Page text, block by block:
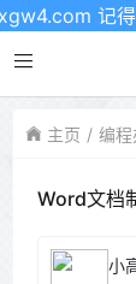
记得收
主页 编
Word文档
小